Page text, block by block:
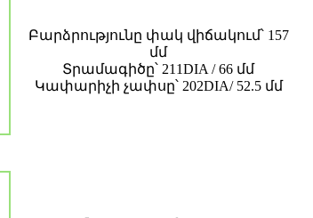
Բարձրությունը փակ վիճակում՝ 157
մմ
Տրամագիծը՝ 211DIA / 66 մմ
Կափարիչի չափսը՝ 202DIA/ 52.5 մմ